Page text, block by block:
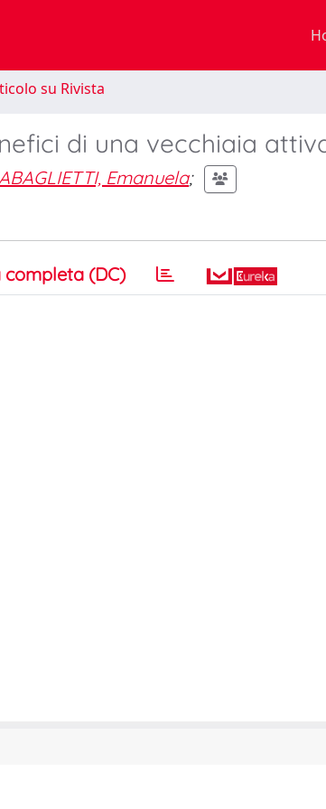
su Rivista
di una vecchiaia
Emanuela;
completa (DC)